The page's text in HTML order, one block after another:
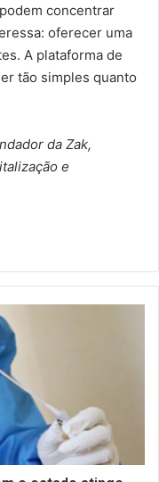
concentrar
oferecer uma
A plataforma de
tão simples quanto
da Zak,
e